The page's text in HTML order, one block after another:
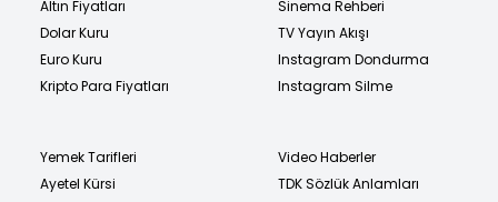
Altın Fiyatları
Dolar Kuru
Euro Kuru
Kripto Para Fiyatları
Sinema Rehberi
TV Yayın Akışı
Instagram Dondurma
Instagram Silme
Yemek Tarifleri
Ayetel Kürsi
Video Haberler
TDK Sözlük Anlamları